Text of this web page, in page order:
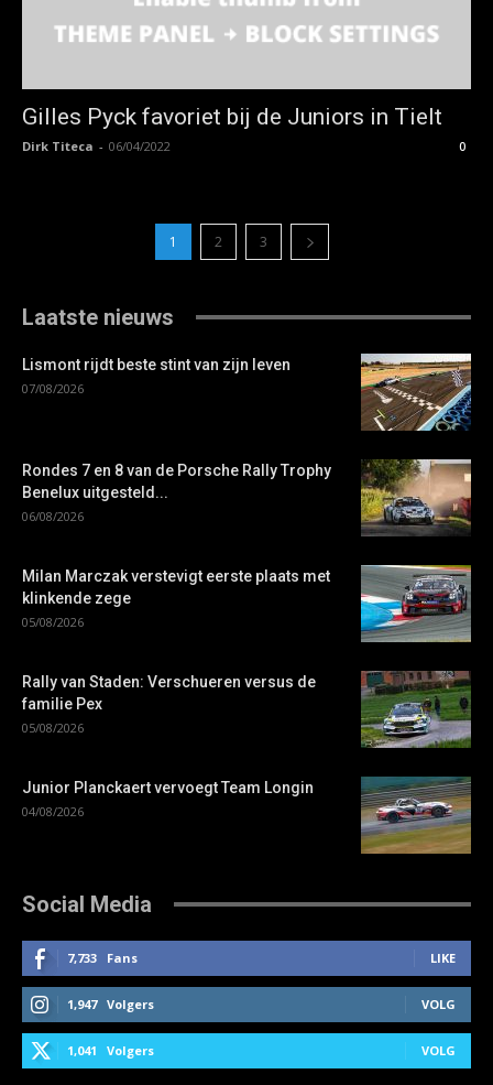
Gilles Pyck favoriet bij de Juniors in Tielt
Dirk Titeca - 06/04/2022 0
1 2 3
Laatste nieuws
Lismont rijdt beste stint van zijn leven
07/08/2026
Rondes 7 en 8 van de Porsche Rally Trophy
Benelux uitgesteld...
06/08/2026
Milan Marczak verstevigt eerste plaats met
klinkende zege
05/08/2026
Rally van Staden: Verschueren versus de
familie Pex
05/08/2026
Junior Planckaert vervoegt Team Longin
04/08/2026
Social Media
7,733 Fans LIKE
1,947 Volgers VOLG
1,041 Volgers VOLG